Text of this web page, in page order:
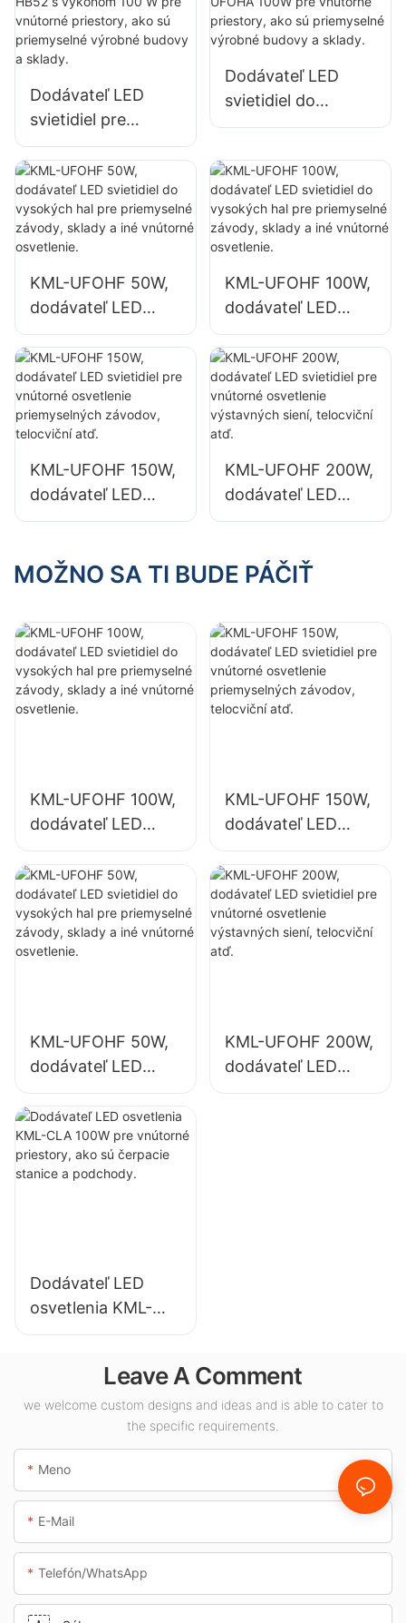
vnútorné priestory,
ako sú telocvične a
sklady.
150 W pre vnútorné
priestory, ako sú
dielne a sklady.
Dodávateľ LED
svietidiel pre
vysoké budovy
KML-HB52 s
výkonom 100 W
pre vnútorné
priestory, ako sú
výrobné budovy a
sklady.
Dodávateľ LED
svietidiel do
vysokých
UFOHA 100W pre
vnútorné priestory,
ako sú priemyselné
výrobné budovy a
sklady.
KML-UFOHF 50W,
dodávateľ LED
svietidiel do
vysokých hal pre
priemyselné
závody, sklady a
iné vnútorné
KML-UFOHF 100W,
dodávateľ LED
svietidiel do
vysokých hal pre
priemyselné
závody, sklady a
iné vnútorné
KML-UFOHF 150W,
dodávateľ LED
svietidiel pre
osvetlenie
závodov, telocviční
atď.
KML-UFOHF 200W,
dodávateľ LED
svietidiel pre
osvetlenie
telocviční atď.
MOŽNO SA TI BUDE PÁČIŤ
KML-UFOHF 100W,
dodávateľ LED
svietidiel do
vysokých hal pre
priemyselné
závody, sklady a
iné vnútorné
KML-UFOHF 150W,
dodávateľ LED
svietidiel pre
vnútorné
osvetlenie
priemyselných
závodov, telocviční
KML-UFOHF 50W,
dodávateľ LED
svietidiel do
vysokých hal pre
priemyselné
závody, sklady a
KML-UFOHF 200W,
dodávateľ LED
svietidiel pre
Dodávateľ LED
osvetlenia KML-
CLA 100W pre
ako sú čerpacie
stanice a
Leave A Comment
we welcome custom designs and ideas and is able to cater to
the specific requirements.
Meno
E-Mail
Telefón/whatsApp